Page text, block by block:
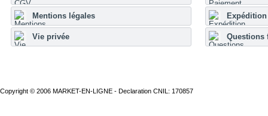
Mentions légales
Vie privée Questions
Copyright © 2006 MARKET-EN-LIGNE - Declaration CNIL: 170857